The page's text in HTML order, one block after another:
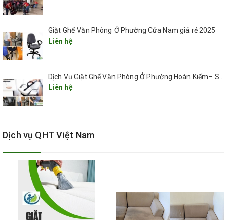
Giặt Ghế Văn Phòng Ở Phường Cửa Nam giá rẻ 2025
Liên hệ
Liên hệ
Dịch vụ QHT Việt Nam